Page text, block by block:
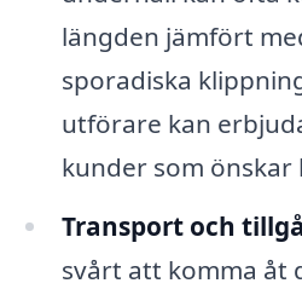
längden jämfört
sporadiska
utförare kan
kunder som önskar
Transport och
svårt att komma åt